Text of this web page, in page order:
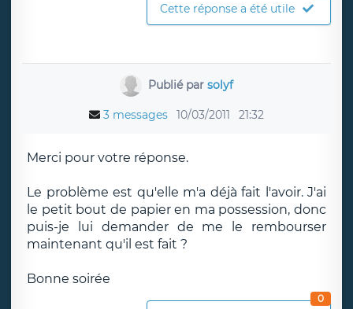
Cette réponse a été utile
Publié par solyf
3 messages 10/03/2011 21:32
Merci pour votre réponse.
Le problème est qu'elle m'a déjà fait l'avoir. J'ai
le petit bout de papier en ma possession, donc
puis-je lui demander de me le rembourser
maintenant qu'il est fait ?
Bonne soirée
0